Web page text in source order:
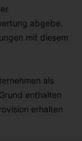
abgebe.
mit diesem
als
enthalten
erhalten